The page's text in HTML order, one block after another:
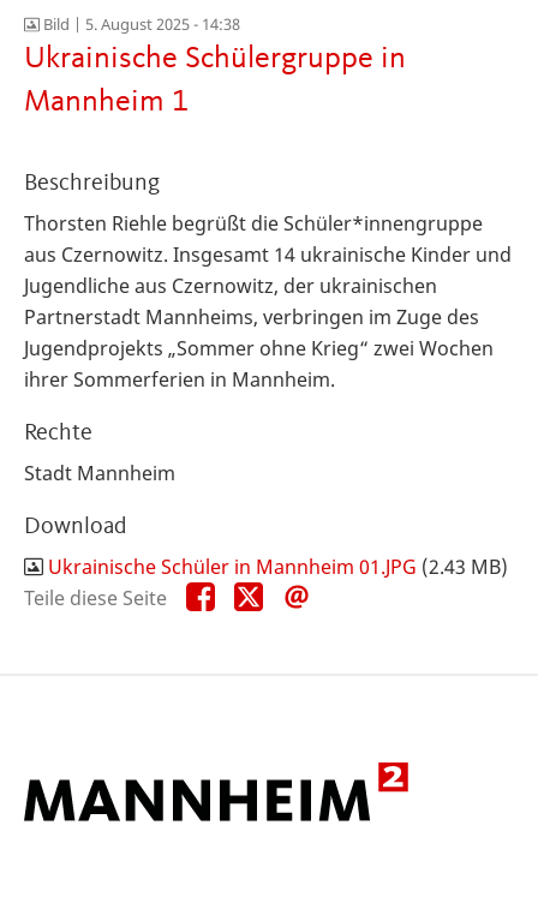
Bild | 5. August 2025 - 14:38
Ukrainische Schülergruppe in
Mannheim 1
Beschreibung
Thorsten Riehle begrüßt die Schüler*innengruppe
aus Czernowitz. Insgesamt 14 ukrainische Kinder und
Jugendliche aus Czernowitz, der ukrainischen
Partnerstadt Mannheims, verbringen im Zuge des
Jugendprojekts „Sommer ohne Krieg“ zwei Wochen
ihrer Sommerferien in Mannheim.
Rechte
Stadt Mannheim
Download
Ukrainische Schüler in Mannheim 01.JPG (2.43 MB)
Teile diese Seite
Teile
diese
Teile
diese